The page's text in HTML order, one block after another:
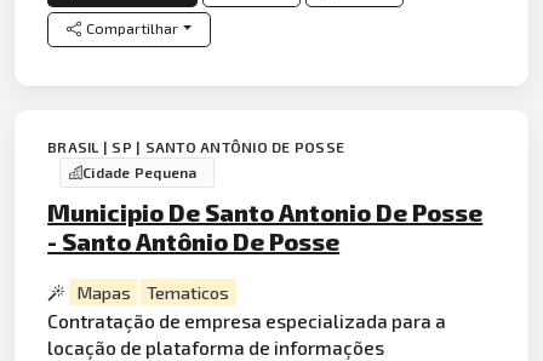
Compartilhar
BRASIL | SP | SANTO ANTÔNIO DE POSSE
Cidade Pequena
Municipio De Santo Antonio De Posse
- Santo Antônio De Posse
Mapas Tematicos
Contratação de empresa especializada para a
locação de plataforma de informações